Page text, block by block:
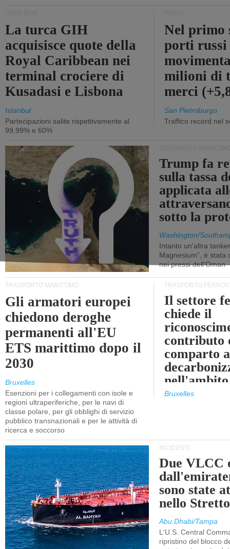
La turca GIH
acquisisce quote della
Royal Caribbean nei
terminal crociere di
Kusadasi e Lisbona
Istanbul
Partecipazioni salite rispettivamente al
99,99% e 60%
Nel primo
porti russi
milioni di
merci
San Pietroburgo
Traffico record nel
Trump fa
sulla tassa
applicata
sotto la
Washington/
Intanto un'altra
Magnesium”, è stata
nei pressi dell'Oman
TRASPORTO MARITTIMO
Gli armatori europei
chiedono deroghe
permanenti all'EU
ETS marittimo dopo il
2030
Bruxelles
Esenzioni per i collegamenti con isole e
regioni ultraperiferiche, per le navi di
classe polare, per gli obblighi di servizio
pubblico transnazionali e per le attività di
ricerca e soccorso
TRASPORTO
Il settore
chiede il
contributo
comparto
revisione
Bruxelles
INCIDENTI
Due VLCC
sono state
nello
Abu Dhabi/Tampa
L'U.S. Central
ripristino del blocco